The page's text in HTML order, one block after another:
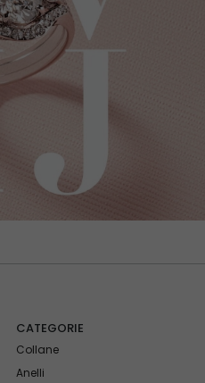
CATEGORIE
Collane
Anelli